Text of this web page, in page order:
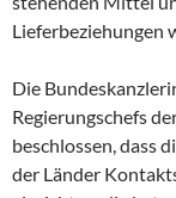
Lieferbeziehungen
Die
Regierungschefs
beschlossen, dass
der Länder